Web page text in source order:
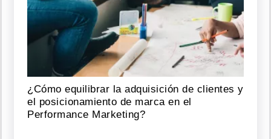
¿Cómo equilibrar la adquisición de clientes y
el posicionamiento de marca en el
Performance Marketing?